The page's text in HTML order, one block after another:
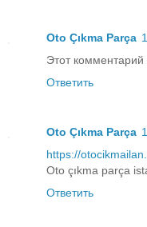
Oto Çıkma Parça
Этот
Ответить
Oto Çıkma Parça
https://
Oto çıkma parça
Ответить